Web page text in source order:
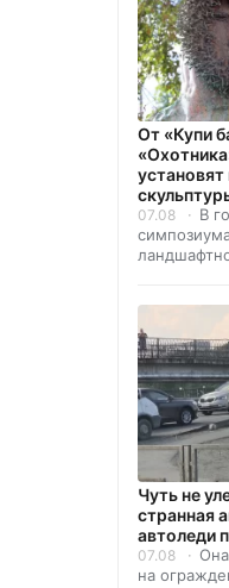
От «Купи
07.08
В
Чуть не
странная
автоледи
07.08
на